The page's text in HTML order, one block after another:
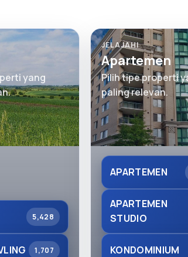
yang
5,428
1,707
JELAJAHI
Apartemen
Pilih tipe properti
paling relevan.
APARTEMEN
APARTEMEN
STUDIO
KONDOMINIUM